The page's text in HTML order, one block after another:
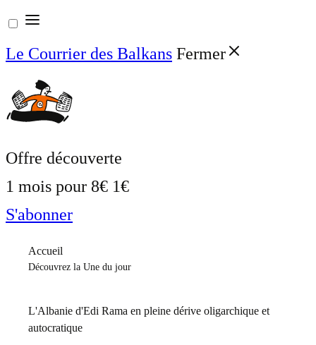
Aller
au
contenu
Le Courrier des Balkans Fermer
Offre découverte
1 mois pour 8€ 1€
S'abonner
Accueil
Découvrez la Une du jour
L'Albanie d'Edi Rama en pleine dérive oligarchique et
autocratique